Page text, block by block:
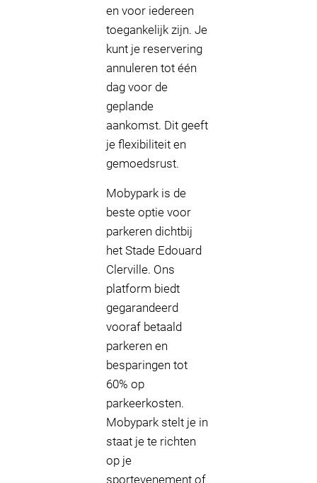
en voor iedereen
toegankelijk zijn. Je
kunt je reservering
annuleren tot één
dag voor de
geplande
aankomst. Dit geeft
je flexibiliteit en
gemoedsrust.
Mobypark is de
beste optie voor
parkeren dichtbij
het Stade Edouard
Clerville. Ons
platform biedt
gegarandeerd
vooraf betaald
parkeren en
besparingen tot
60% op
parkeerkosten.
Mobypark stelt je in
staat je te richten
op je
sportevenement of